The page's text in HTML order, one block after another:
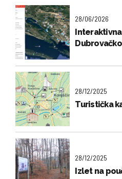
28/06/2026
28/12/2025
Turistička
28/12/2025
Izlet na